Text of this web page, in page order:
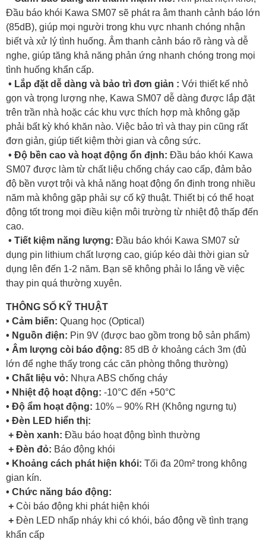
Đầu báo khói Kawa SM07 sẽ phát ra âm thanh cảnh báo lớn
(85dB), giúp mọi người trong khu vực nhanh chóng nhận
biết và xử lý tình huống. Âm thanh cảnh báo rõ ràng và dễ
nghe, giúp tăng khả năng phản ứng nhanh chóng trong mọi
tình huống khẩn cấp.
• Lắp đặt dễ dàng và bảo trì đơn giản : Với thiết kế nhỏ
gọn và trọng lượng nhẹ, Kawa SM07 dễ dàng được lắp đặt
trên trần nhà hoặc các khu vực thích hợp mà không gặp
phải bất kỳ khó khăn nào. Việc bảo trì và thay pin cũng rất
đơn giản, giúp tiết kiệm thời gian và công sức.
• Độ bền cao và hoạt động ổn định: Đầu báo khói Kawa
SM07 được làm từ chất liệu chống cháy cao cấp, đảm bảo
độ bền vượt trội và khả năng hoạt động ổn định trong nhiều
năm mà không gặp phải sự cố kỹ thuật. Thiết bị có thể hoạt
động tốt trong mọi điều kiện môi trường từ nhiệt độ thấp đến
cao.
• Tiết kiệm năng lượng: Đầu báo khói Kawa SM07 sử
dụng pin lithium chất lượng cao, giúp kéo dài thời gian sử
dụng lên đến 1-2 năm. Bạn sẽ không phải lo lắng về việc
thay pin quá thường xuyên.
THÔNG SỐ KỸ THUẬT
• Cảm biến: Quang học (Optical)
• Nguồn điện: Pin 9V (được bao gồm trong bộ sản phẩm)
• Âm lượng còi báo động: 85 dB ở khoảng cách 3m (đủ
lớn để nghe thấy trong các căn phòng thông thường)
• Chất liệu vỏ: Nhựa ABS chống cháy
• Nhiệt độ hoạt động: -10°C đến +50°C
• Độ ẩm hoạt động: 10% – 90% RH (Không ngưng tụ)
• Đèn LED hiển thị:
+ Đèn xanh: Đầu báo hoạt động bình thường
+ Đèn đỏ: Báo động khói
• Khoảng cách phát hiện khói: Tối đa 20m² trong không
gian kín.
• Chức năng báo động:
+ Còi báo động khi phát hiện khói
+ Đèn LED nhấp nháy khi có khói, báo động về tình trạng
khẩn cấp